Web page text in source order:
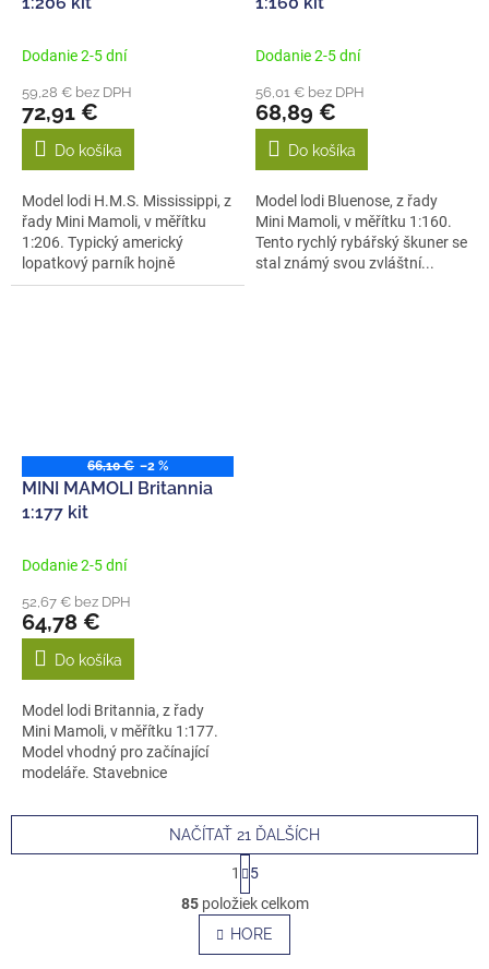
Dodanie 2-5 dní
59,28 € bez DPH
72,91 €
Do košíka
Model lodi H.M.S. Mississippi, z
řady Mini Mamoli, v měřítku
1:206. Typický americký
lopatkový parník hojně
používaný...
Dodanie 2-5 dní
56,01 € bez DPH
68,89 €
Do košíka
Model lodi Bluenose, z řady
Mini Mamoli, v měřítku 1:160.
Tento rychlý rybářský škuner se
stal známý svou zvláštní...
66,10 € –2 %
MINI MAMOLI Britannia
1:177 kit
Dodanie 2-5 dní
52,67 € bez DPH
64,78 €
Do košíka
Model lodi Britannia, z řady
Mini Mamoli, v měřítku 1:177.
Model vhodný pro začínající
modeláře. Stavebnice
O
v
l
á
NAČÍTAŤ 21 ĎALŠÍCH
S
t
r
á
n
k
1
5
85položiek celkom
HORE